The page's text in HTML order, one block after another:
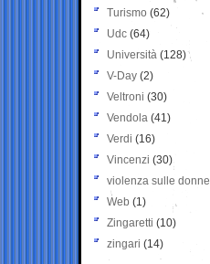
Turismo (62)
Udc (64)
Università (128)
V-Day (2)
Veltroni (30)
Vendola (41)
Verdi (16)
Vincenzi (30)
violenza sulle donne
Web (1)
Zingaretti (10)
zingari (14)